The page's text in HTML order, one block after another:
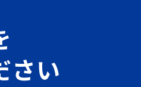
さい